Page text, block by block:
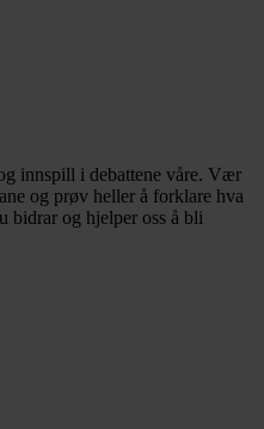
innspill i debattene våre. Vær
og prøv heller å forklare hva
bidrar og hjelper oss å bli